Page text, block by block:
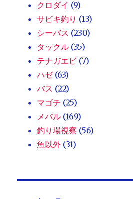
クロダイ (9)
サビキ釣り (13)
シーバス (230)
タックル (35)
テナガエビ (7)
ハゼ(63)
バス (22)
マゴチ (25)
メバル (169)
釣り場視察 (56)
魚以外 (31)